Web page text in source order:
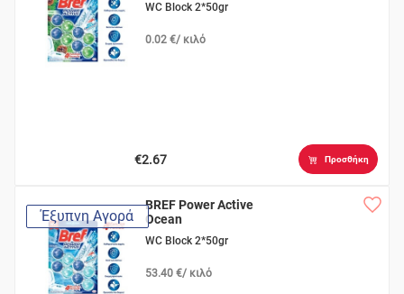
WC Block 2*50gr
0.02 €/ κιλό
€2.67 Προσθήκη
Έξυπνη Αγορά
BREF Power Active
Ocean
WC Block 2*50gr
53.40 €/ κιλό